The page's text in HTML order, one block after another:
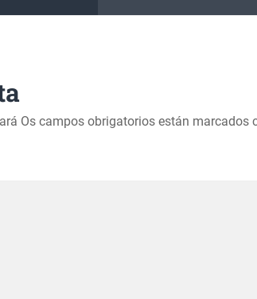
Os campos obrigatorios están marcados